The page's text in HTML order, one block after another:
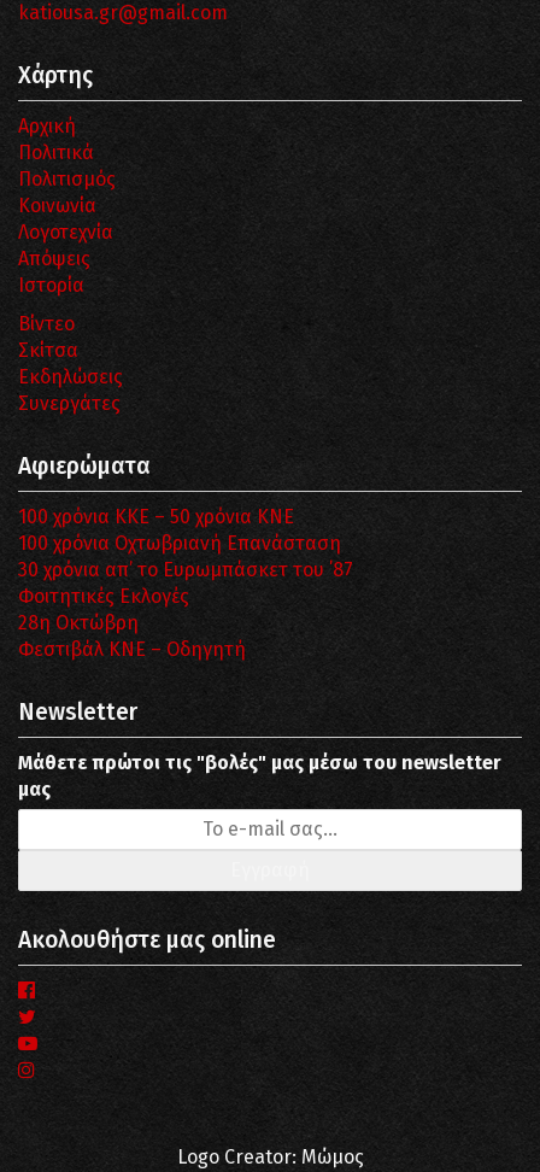
katiousa.gr@gmail.com
Χάρτης
Αρχική
Πολιτικά
Πολιτισμός
Κοινωνία
Λογοτεχνία
Απόψεις
Ιστορία
Βίντεο
Σκίτσα
Εκδηλώσεις
Συνεργάτες
Αφιερώματα
100 χρόνια ΚΚΕ – 50 χρόνια ΚΝΕ
100 χρόνια Οχτωβριανή Επανάσταση
30 χρόνια απ’ το Ευρωμπάσκετ του ΄87
Φοιτητικές Εκλογές
28η Οκτώβρη
Φεστιβάλ ΚΝΕ – Οδηγητή
Newsletter
Μάθετε πρώτοι τις "βολές" μας μέσω του newsletter
μας
Ακολουθήστε μας online
Logo Creator: Μώμος